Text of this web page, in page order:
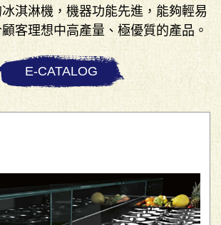
淇淋機，機器功能先進，能夠輕易
顧客理想中高產量、極優質的產品。
E-CATALOG